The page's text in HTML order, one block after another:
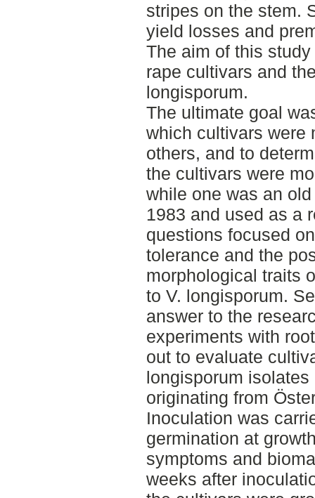
stripes on the stem.
yield losses and
The aim of this
rape cultivars and
longisporum.
The ultimate goal
which cultivars were
others, and to
the cultivars were
while one was an
1983 and used as a
questions focused
tolerance and the
morphological traits
to V. longisporum.
answer to the
experiments with
out to evaluate
longisporum
originating from
Inoculation was
germination at
symptoms and
weeks after